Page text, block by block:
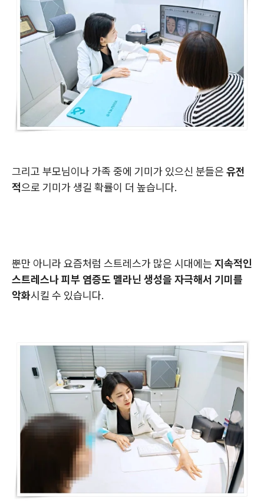
그리고 부모님이나 가족 중에 기미가 있으신 분들은 유전
적으로 기미가 생길 확률이 더 높습니다.
뿐만 아니라 요즘처럼 스트레스가 많은 시대에는 지속적인
스트레스나 피부 염증도 멜라닌 생성을 자극해서 기미를
악화시킬 수 있습니다.